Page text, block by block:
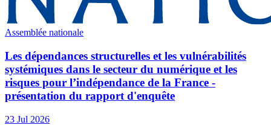
Assemblée nationale
Les dépendances structurelles et les vulnérabilités
systémiques dans le secteur du numérique et les
risques pour l’indépendance de la France -
présentation du rapport d'enquête
23 Jul 2026